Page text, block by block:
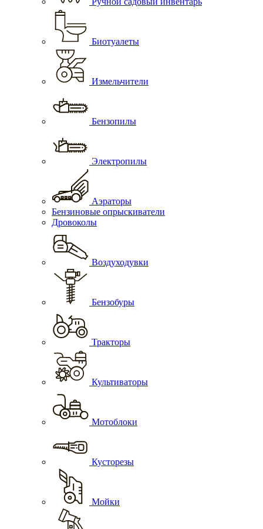
Биотуалеты
Измельчители
Бензопилы
Электропилы
Аэраторы
Бензиновые опрыскиватели
Дровоколы
Воздуходувки
Бензобуры
Тракторы
Культиваторы
Мотоблоки
Кусторезы
Мойки